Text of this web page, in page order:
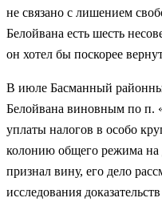
не связано с лишением
Белойвана есть шесть
он хотел бы поскорее
В июле Басманный
Белойвана виновным по п.
уплаты налогов в особо
колонию общего режима на
признал вину, его дело
исследования